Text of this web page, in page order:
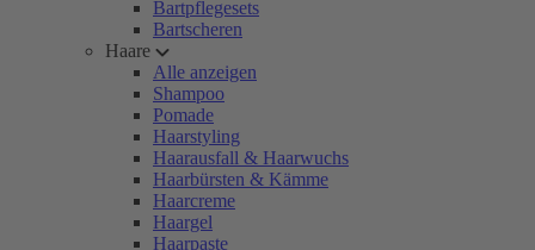
Bartpflegesets
Bartscheren
Haare
Alle anzeigen
Shampoo
Pomade
Haarstyling
Haarausfall & Haarwuchs
Haarbürsten & Kämme
Haarcreme
Haargel
Haarpaste